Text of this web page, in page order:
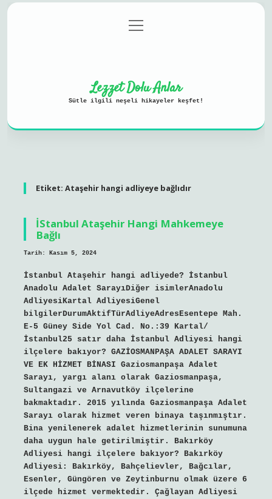
Gizlilik Politikası
menüyü
aç
Lezzet Dolu Anlar
Sütle ilgili neşeli hikayeler keşfet!
Etiket: Ataşehir hangi adliyeye bağlıdır
İStanbul Ataşehir Hangi Mahkemeye
Bağlı
Tarih: Kasım 5, 2024
İstanbul Ataşehir hangi adliyede? İstanbul
Anadolu Adalet SarayıDiğer isimlerAnadolu
AdliyesiKartal AdliyesiGenel
bilgilerDurumAktifTürAdliyeAdresEsentepe Mah.
E-5 Güney Side Yol Cad. No.:39 Kartal/
İstanbul25 satır daha İstanbul Adliyesi hangi
ilçelere bakıyor? GAZİOSMANPAŞA ADALET SARAYI
VE EK HİZMET BİNASI Gaziosmanpaşa Adalet
Sarayı, yargı alanı olarak Gaziosmanpaşa,
Sultangazi ve Arnavutköy ilçelerine
bakmaktadır. 2015 yılında Gaziosmanpaşa Adalet
Sarayı olarak hizmet veren binaya taşınmıştır.
Bina yenilenerek adalet hizmetlerinin sunumuna
daha uygun hale getirilmiştir. Bakırköy
Adliyesi hangi ilçelere bakıyor? Bakırköy
Adliyesi: Bakırköy, Bahçelievler, Bağcılar,
Esenler, Güngören ve Zeytinburnu olmak üzere 6
ilçede hizmet vermektedir. Çağlayan Adliyesi